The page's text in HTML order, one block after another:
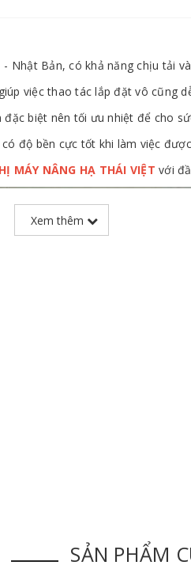
Nhật Bản, có khả năng chịu tải
việc thao tác lắp đặt vô cũng
biệt nên tối ưu nhiệt để cho
độ bền cực tốt khi làm việc
MÁY NÂNG HẠ THÁI VIỆT với
Xem thêm
SẢN PHẨM